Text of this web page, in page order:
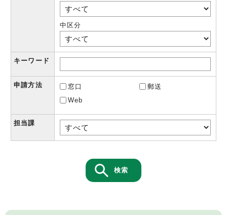
中区分
キーワード
申請方法 窓口
郵送
Web
担当課
検索